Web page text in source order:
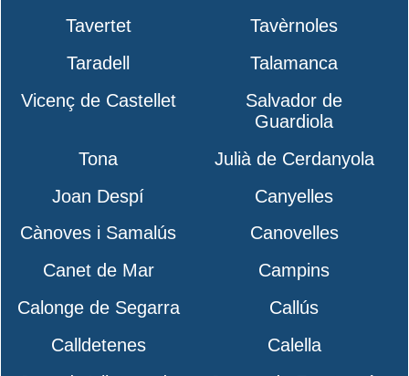
Tavertet
Tavèrnoles
Taradell
Talamanca
Vicenç de Castellet
Salvador de
Guardiola
Tona
Julià de Cerdanyola
Joan Despí
Canyelles
Cànoves i Samalús
Canovelles
Canet de Mar
Campins
Calonge de Segarra
Callús
Calldetenes
Calella